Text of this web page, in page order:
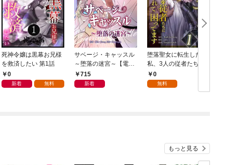
死神令嬢は黒幕お兄様
を救済したい 第1話
0
新着 無料
サベージ・キャッスル
～堕落の迷宮～【電子
単行本版】 第1巻
715
新着
堕落聖女に転生した
私、3人の従者たちに
抱かれて困ってます 第
1話
0
無料
もっと見る